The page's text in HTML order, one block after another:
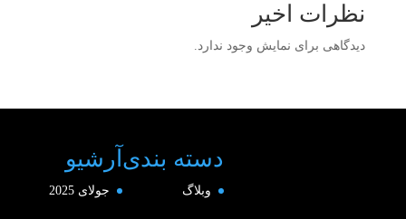
نظرات اخیر
دیدگاهی برای نمایش وجود ندارد.
آرشیو
جولای 2025
دسته بندی
وبلاگ